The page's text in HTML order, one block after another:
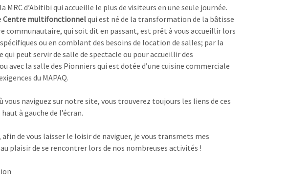
MRC d’Abitibi qui accueille le plus de visiteurs en une seule journée.
Centre multifonctionnelqui est né de la transformation de la bâtisse
communautaire, qui soit dit en passant, est prêt à vous accueillir lors
ou en comblant des besoins de location de salles; par la
qui peut servir de salle de spectacle ou pour accueillir des
avec la salle des Pionniers qui est dotée d’une cuisine commerciale
du MAPAQ.
vous naviguez sur notre site, vous trouverez toujours les liens de ces
à gauche de l’écran.
de vous laisser le loisir de naviguer, je vous transmets mes
plaisir de se rencontrer lors de nos nombreuses activités !